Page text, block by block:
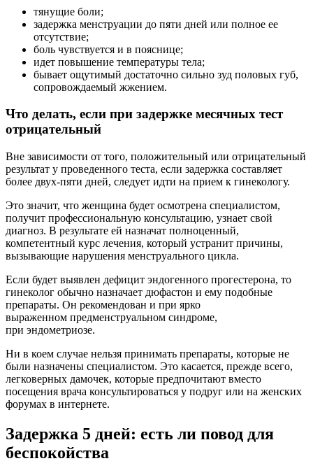
тянущие боли;
задержка менструации до пяти дней или полное ее
отсутствие;
боль чувствуется и в пояснице;
идет повышение температуры тела;
бывает ощутимый достаточно сильно зуд половых губ,
сопровождаемый жжением.
Что делать, если при задержке месячных тест
отрицательный
Вне зависимости от того, положительный или отрицательный
результат у проведенного теста, если задержка составляет
более двух-пяти дней, следует идти на прием к гинекологу.
Это значит, что женщина будет осмотрена специалистом,
получит профессиональную консультацию, узнает свой
диагноз. В результате ей назначат полноценный,
компетентный курс лечения, который устранит причины,
вызывающие нарушения менструального цикла.
Если будет выявлен дефицит эндогенного прогестерона, то
гинеколог обычно назначает дюфастон и ему подобные
препараты. Он рекомендован и при ярко
выраженном предменструальном синдроме,
при эндометриозе.
Ни в коем случае нельзя принимать препараты, которые не
были назначены специалистом. Это касается, прежде всего,
легковерных дамочек, которые предпочитают вместо
посещения врача консультироваться у подруг или на женских
форумах в интернете.
Задержка 5 дней: есть ли повод для
беспокойства